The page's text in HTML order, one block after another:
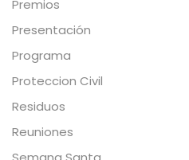
Premios
Presentación
Programa
Proteccion Civil
Residuos
Reuniones